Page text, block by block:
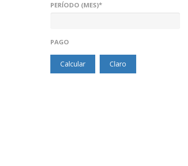
PERÍODO (MES)*
PAGO
Calcular Claro